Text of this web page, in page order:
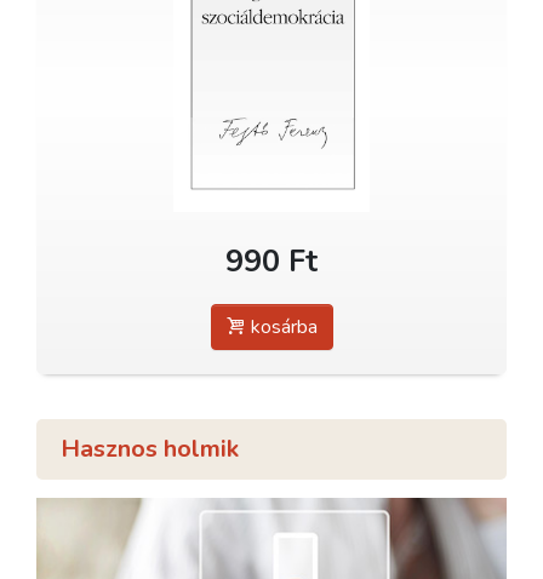
990 Ft
kosárba
Hasznos holmik